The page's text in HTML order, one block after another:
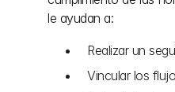
le ayudan a:
Realizar un
Vincular los